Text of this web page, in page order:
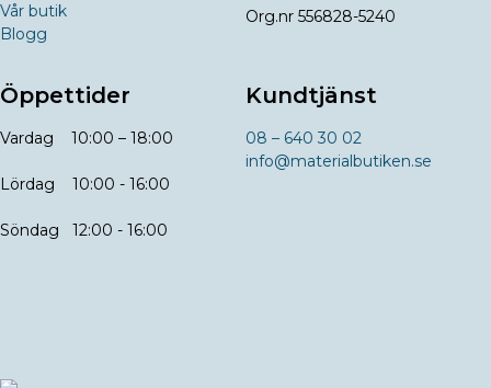
Vår butik
Blogg
Org.nr 556828-5240
Öppettider
Vardag 10:00 – 18:00
Lördag 10:00 - 16:00
Söndag 12:00 - 16:00
Kundtjänst
08 – 640 30 02
info@materialbutiken.se